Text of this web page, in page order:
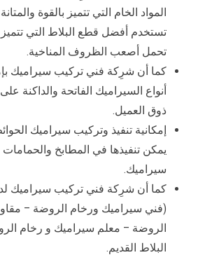
المواد الخام التي تتميز بالقوة
تستخدم أفضل قطع البلاط التي تتميز
تحمل أصعب الظروف المناخية.
كما أن شرِكة فني تركيب سيراميك
أنواع السيراميك الفاتحة
ذوق العميل.
إمكانية تنفيذ وتركيب سيراميك
يمكن تنفيذها في المطابخ والحمامات
سيراميك.
كما أن شرِكة فني تركيب سيراميك
(فني سيراميك ورخام الروضة –
الروضة – معلم سيراميك و رخام
البلاط القديم.